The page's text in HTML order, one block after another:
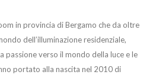
in provincia di Bergamo che da oltre
dell’illuminazione residenziale,
passione verso il mondo della luce e le
portato alla nascita nel 2010 di